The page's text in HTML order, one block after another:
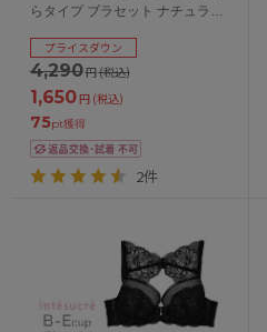
らタイプ ブラセット ナチュラル
4,290円(税込)
プライスダウン
1,650円 (税込)
75pt獲得
2件